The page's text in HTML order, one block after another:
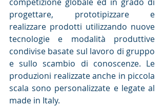
progettare, prototipizzare e
realizzare prodotti utilizzando nuove
tecnologie e modalità produttive
condivise basate sul lavoro di gruppo
e sullo scambio di conoscenze. Le
produzioni realizzate anche in piccola
scala sono personalizzate e legate al
made in Italy.